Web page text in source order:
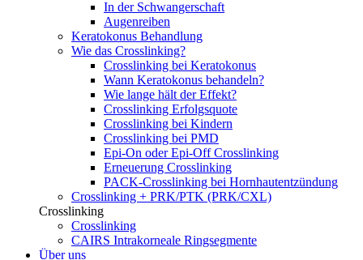
In der Schwangerschaft
Augenreiben
Keratokonus Behandlung
Wie das Crosslinking?
Crosslinking bei Keratokonus
Wann Keratokonus behandeln?
Wie lange hält der Effekt?
Crosslinking Erfolgsquote
Crosslinking bei Kindern
Crosslinking bei PMD
Epi-On oder Epi-Off Crosslinking
Erneuerung Crosslinking
PACK-Crosslinking bei Hornhautentzündung
Crosslinking + PRK/PTK (PRK/CXL)
Crosslinking
Crosslinking
CAIRS Intrakorneale Ringsegmente
Über uns